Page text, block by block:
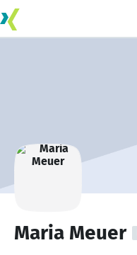
Maria Meuer